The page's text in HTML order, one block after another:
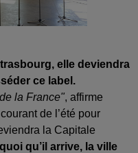
elle deviendra
ce label.
la France", affirme
de l’été pour
la Capitale
qu’il arrive, la ville